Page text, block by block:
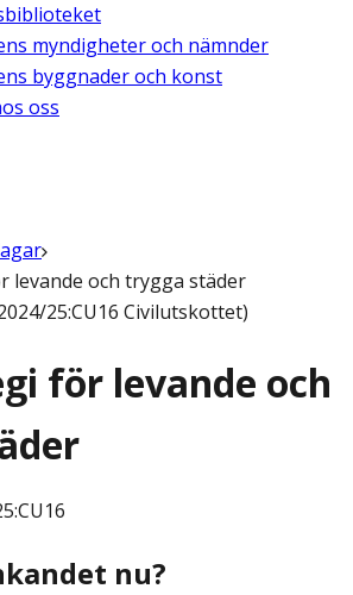
myndigheter och nämnder
byggnader och konst
oss
levande och trygga städer
25:CU16 Civilutskottet)
för levande och
nu?